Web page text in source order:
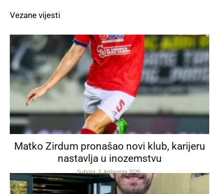
Vezane vijesti
Matko Zirdum pronašao novi klub, karijeru
nastavlja u inozemstvu
Subota, 1. kolovoza 2026.